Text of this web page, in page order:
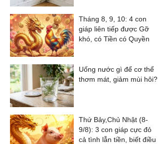
Tháng 8, 9, 10: 4 con
giáp liên tiếp được Gỡ
khó, có Tiền có Quyền
Uống nước gì để cơ thể
thơm mát, giảm mùi hôi?
Thứ Bảy,Chủ Nhật (8-
9/8): 3 con giáp cực đỏ
cả tình lẫn tiền, biết điều